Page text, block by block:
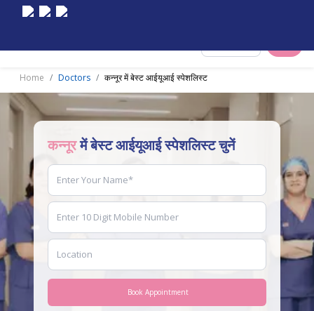
Home Doctors कन्नूर में बेस्ट आईयूआई स्पेशलिस्ट
कन्नूरमें बेस्ट आईयूआई स्पेशलिस्ट चुनें
Book Appointment